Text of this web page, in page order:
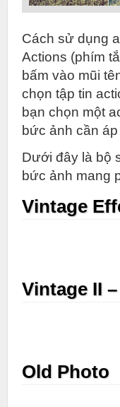
Cách sử dụng
Actions (phím
bấm vào mũi
chọn tập tin
bạn chọn một
bức ảnh cần
Dưới đây là bộ
bức ảnh mang
Vintage
Vintage II
Old Photo